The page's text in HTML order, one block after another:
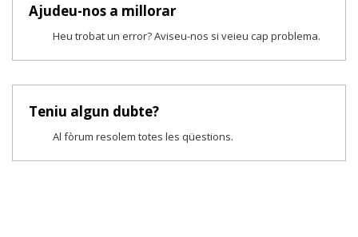
Ajudeu-nos a millorar
Heu trobat un error? Aviseu-nos si veieu cap problema.
Teniu algun dubte?
Al fòrum resolem totes les qüestions.